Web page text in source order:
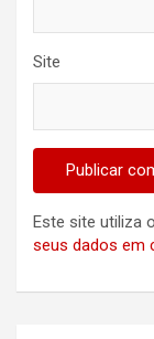
Site
Este site utiliza
seus dados em